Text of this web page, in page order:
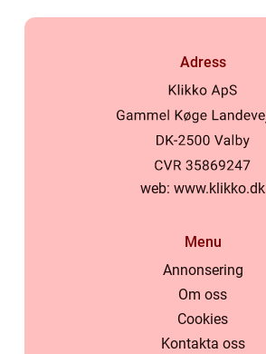
Adress
web: www.klikko.dk
Menu
Annonsering
Om oss
Cookies
Kontakta oss